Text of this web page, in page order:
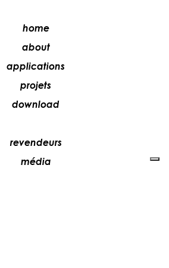
home
about
applications
projets
download
revendeurs
média